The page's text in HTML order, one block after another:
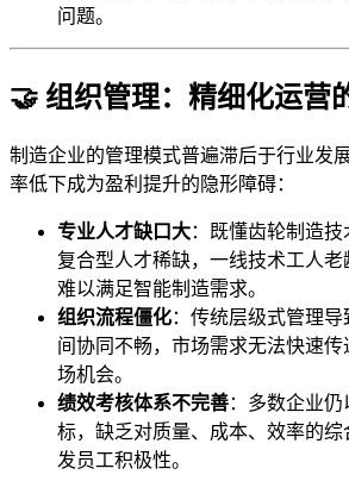
问题。
🤝 组织管理：精细化运营
制造企业的管理模式普遍滞后于行业发
率低下成为盈利提升的隐形障碍：
专业人才缺口大：既懂齿轮制造
复合型人才稀缺，一线技术工人
难以满足智能制造需求。
组织流程僵化：传统层级式管理导
间协同不畅，市场需求无法快速
场机会。
绩效考核体系不完善：多数企业
标，缺乏对质量、成本、效率的
发员工积极性。